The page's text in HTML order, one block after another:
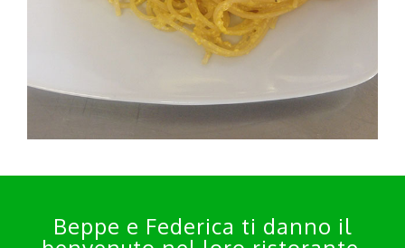
Beppe e Federica ti danno il